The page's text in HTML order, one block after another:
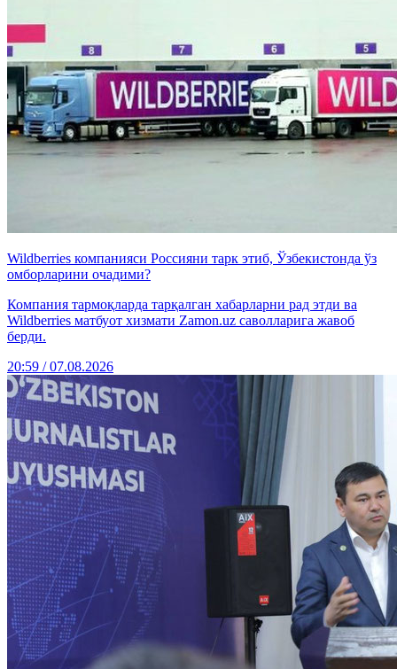
Wildberries компанияси Россияни тарк этиб, Ўзбекистонда ўз
омборларини очадими?
Компания тармоқларда тарқалган хабарларни рад этди ва
Wildberries матбуот хизмати Zamon.uz саволларига жавоб
берди.
20:59 / 07.08.2026